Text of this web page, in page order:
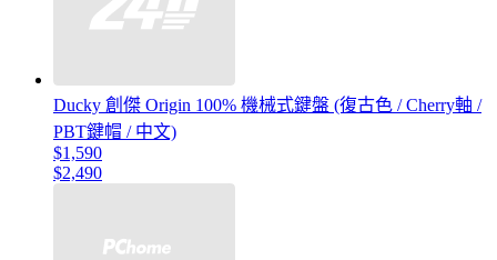
Ducky 創傑 Origin 100% 機械式鍵盤 (復古色 / Cherry軸 /
PBT鍵帽 / 中文)
$1,590
$2,490